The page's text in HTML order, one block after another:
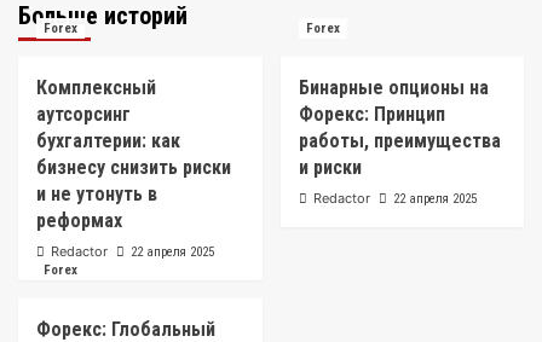
Больше историй
Forex
Комплексный
аутсорсинг
бухгалтерии: как
бизнесу снизить риски
и не утонуть в
реформах
Redactor 22 апреля 2025
Forex
Бинарные опционы на
Форекс: Принцип
работы, преимущества
и риски
Redactor 22 апреля 2025
Forex
Форекс: Глобальный